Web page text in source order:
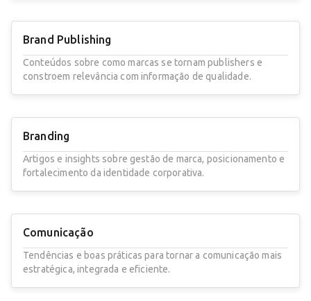
Brand Publishing
Conteúdos sobre como marcas se tornam publishers e
constroem relevância com informação de qualidade.
Branding
Artigos e insights sobre gestão de marca, posicionamento e
fortalecimento da identidade corporativa.
Comunicação
Tendências e boas práticas para tornar a comunicação mais
estratégica, integrada e eficiente.